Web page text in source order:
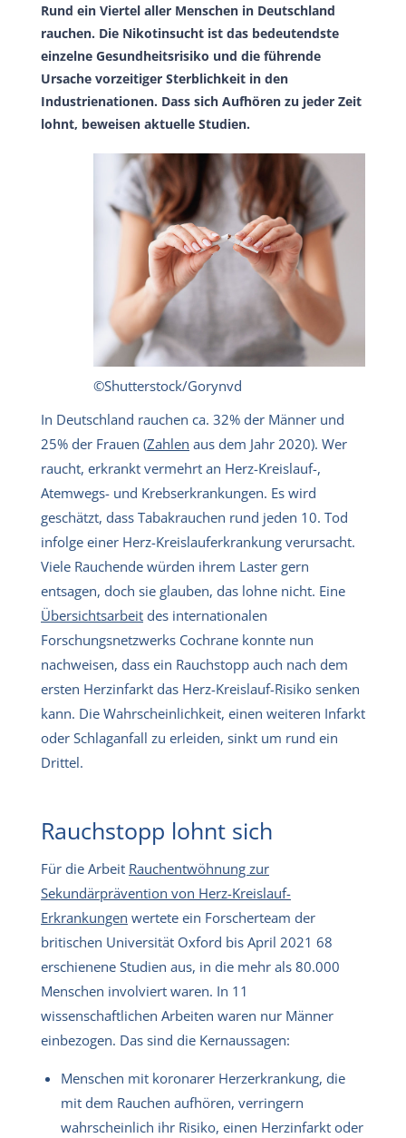
Rund ein Viertel aller Menschen in Deutschland
rauchen. Die Nikotinsucht ist das bedeutendste
einzelne Gesundheitsrisiko und die führende
Ursache vorzeitiger Sterblichkeit in den
Industrienationen. Dass sich Aufhören zu jeder Zeit
lohnt, beweisen aktuelle Studien.
©Shutterstock/Gorynvd
In Deutschland rauchen ca. 32% der Männer und
25% der Frauen (Zahlen aus dem Jahr 2020). Wer
raucht, erkrankt vermehrt an Herz-Kreislauf-,
Atemwegs- und Krebserkrankungen. Es wird
geschätzt, dass Tabakrauchen rund jeden 10. Tod
infolge einer Herz-Kreislauferkrankung verursacht.
Viele Rauchende würden ihrem Laster gern
entsagen, doch sie glauben, das lohne nicht. Eine
Übersichtsarbeit des internationalen
Forschungsnetzwerks Cochrane konnte nun
nachweisen, dass ein Rauchstopp auch nach dem
ersten Herzinfarkt das Herz-Kreislauf-Risiko senken
kann. Die Wahrscheinlichkeit, einen weiteren Infarkt
oder Schlaganfall zu erleiden, sinkt um rund ein
Drittel.
Rauchstopp lohnt sich
Für die Arbeit Rauchentwöhnung zur
Sekundärprävention von Herz-Kreislauf-
Erkrankungen wertete ein Forscherteam der
britischen Universität Oxford bis April 2021 68
erschienene Studien aus, in die mehr als 80.000
Menschen involviert waren. In 11
wissenschaftlichen Arbeiten waren nur Männer
einbezogen. Das sind die Kernaussagen:
Menschen mit koronarer Herzerkrankung, die
mit dem Rauchen aufhören, verringern
wahrscheinlich ihr Risiko, einen Herzinfarkt oder